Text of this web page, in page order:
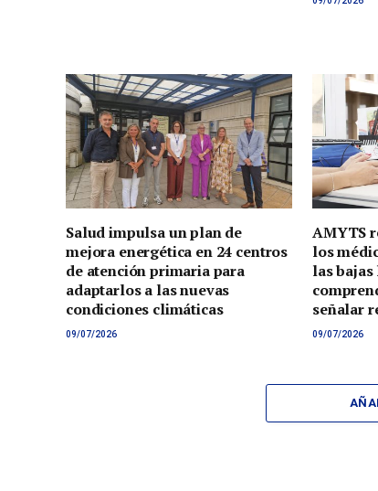
Salud impulsa un plan de
mejora energética en 24 centros
de atención primaria para
adaptarlos a las nuevas
condiciones climáticas
09/07/2026
AMYTS
los
las
señalar
09/07/2026